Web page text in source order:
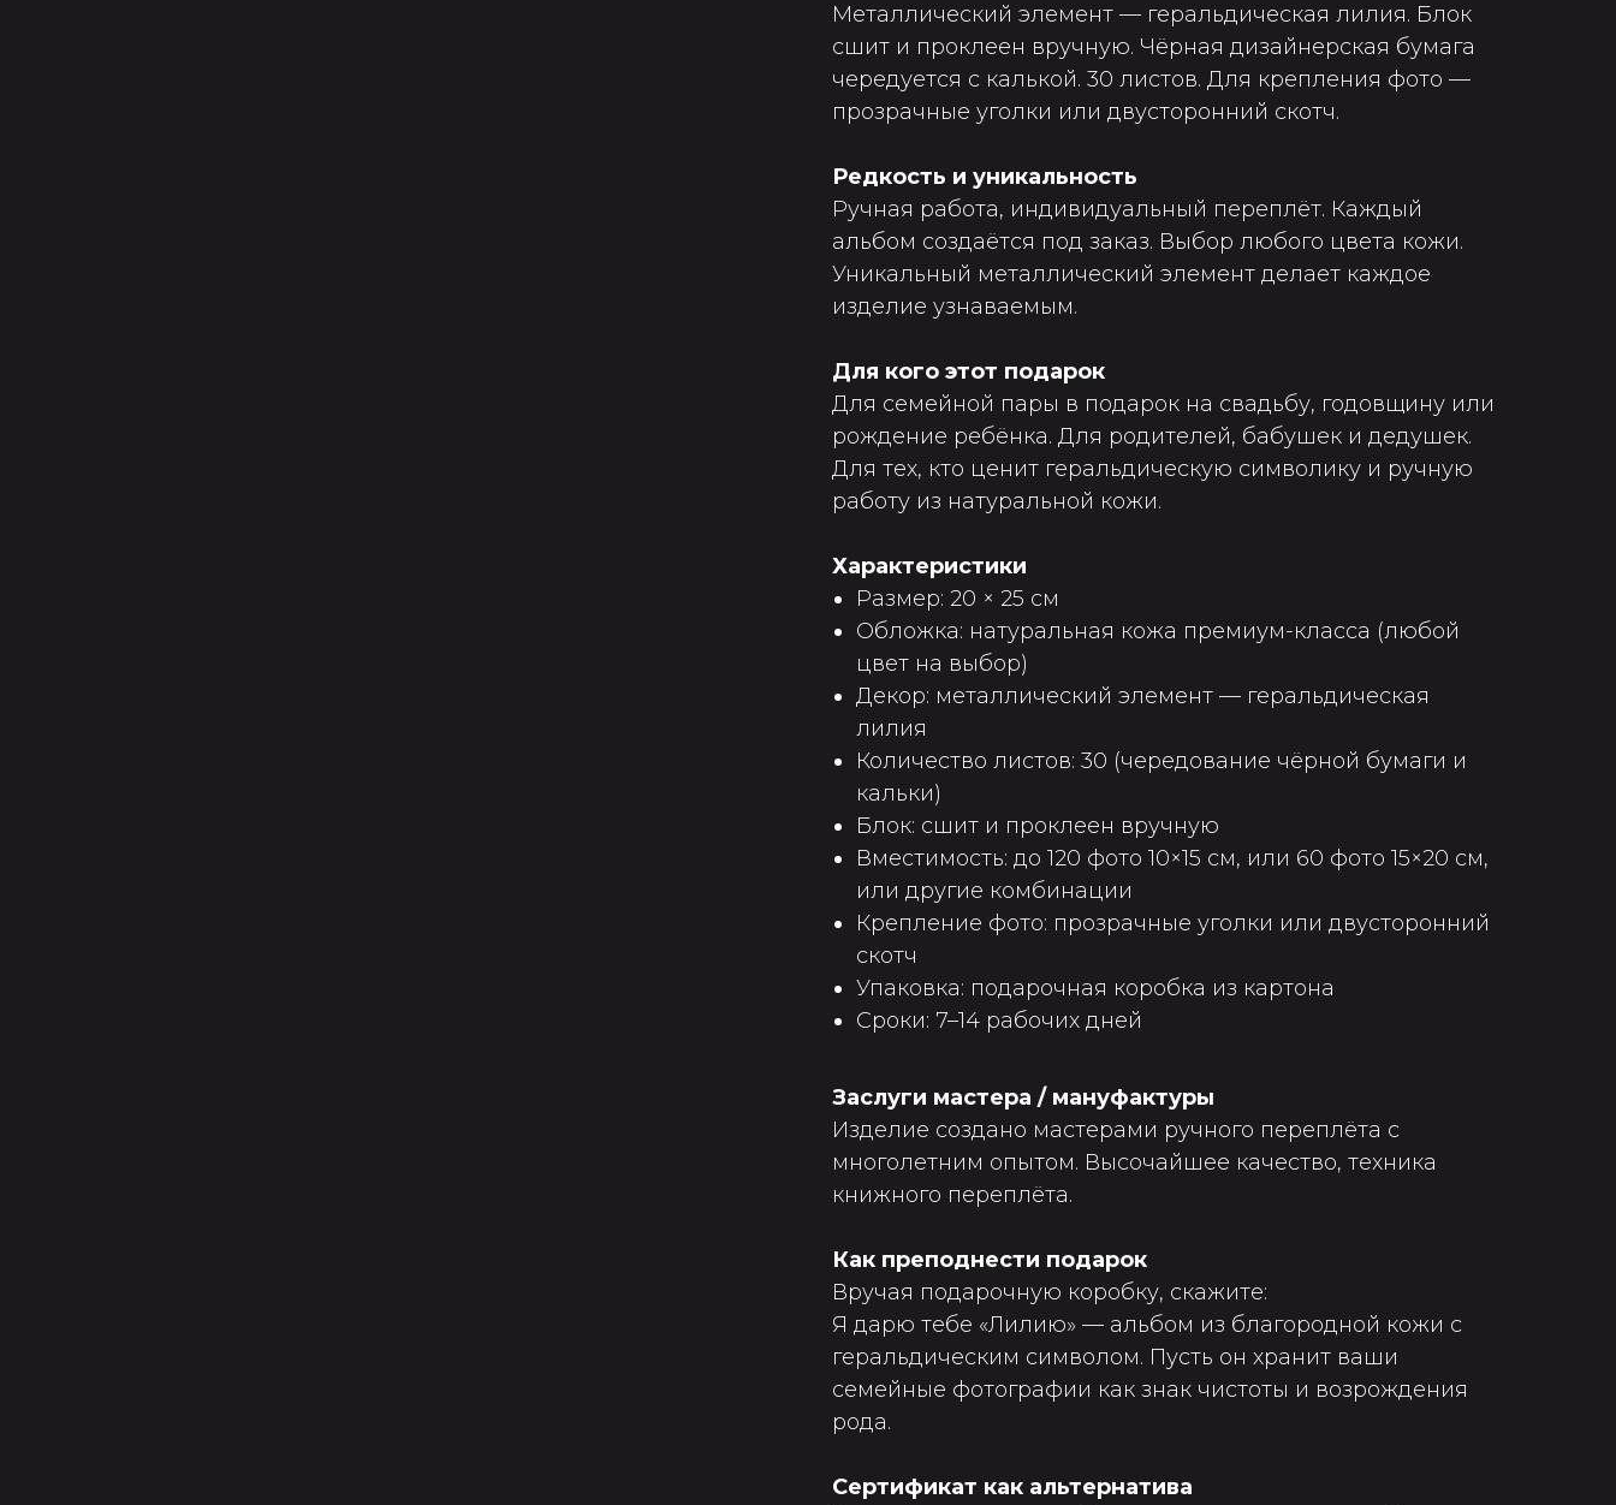
Металлический элемент — геральдическая лилия. Блок
сшит и проклеен вручную. Чёрная дизайнерская бумага
чередуется с калькой. 30 листов. Для крепления фото —
прозрачные уголки или двусторонний скотч.
Редкость и уникальность
Ручная работа, индивидуальный переплёт. Каждый
альбом создаётся под заказ. Выбор любого цвета кожи.
Уникальный металлический элемент делает каждое
изделие узнаваемым.
Для кого этот подарок
Для семейной пары в подарок на свадьбу, годовщину или
рождение ребёнка. Для родителей, бабушек и дедушек.
Для тех, кто ценит геральдическую символику и ручную
работу из натуральной кожи.
Характеристики
Размер: 20 × 25 см
Обложка: натуральная кожа премиум-класса (любой
цвет на выбор)
Декор: металлический элемент — геральдическая
лилия
Количество листов: 30 (чередование чёрной бумаги и
кальки)
Блок: сшит и проклеен вручную
Вместимость: до 120 фото 10×15 см, или 60 фото 15×20 см,
или другие комбинации
Крепление фото: прозрачные уголки или двусторонний
скотч
Упаковка: подарочная коробка из картона
Сроки: 7–14 рабочих дней
Заслуги мастера / мануфактуры
Изделие создано мастерами ручного переплёта с
многолетним опытом. Высочайшее качество, техника
книжного переплёта.
Как преподнести подарок
Вручая подарочную коробку, скажите:
Я дарю тебе «Лилию» — альбом из благородной кожи с
геральдическим символом. Пусть он хранит ваши
семейные фотографии как знак чистоты и возрождения
рода.
Сертификат как альтернатива